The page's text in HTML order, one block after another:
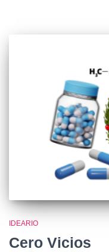
IDEARIO
Cero Vicios